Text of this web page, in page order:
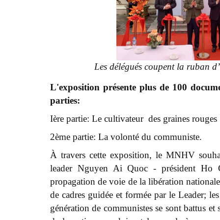
Les délégués coupent la ruban
L'exposition présente plus de 100
parties:
Ière partie: Le cultivateur des graines rouges
2ème partie: La volonté du communiste.
À travers cette exposition, le MNHV
leader Nguyen Ai Quoc - président Ho
propagation de voie de la libération
de cadres guidée et formée par le Leader;
génération de communistes se sont battus